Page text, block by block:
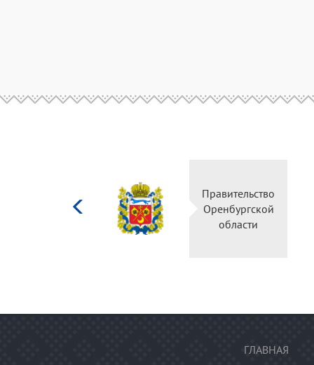
Министерство
культуры
Российской
федерации
ГЛАВНАЯ